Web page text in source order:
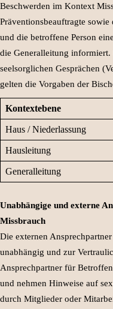
Beschwerden im Kontext
Präventionsbeauftragte
und die betroffene Person
die Generalleitung
seelsorglichen Gesprächen
gelten die Vorgaben der
Kontextebene
Haus / Niederlassung
Hausleitung
Generalleitung
Unabhängige und externe
Missbrauch
Die externen
unabhängig und zur
Ansprechpartner für
und nehmen Hinweise auf
durch Mitglieder oder